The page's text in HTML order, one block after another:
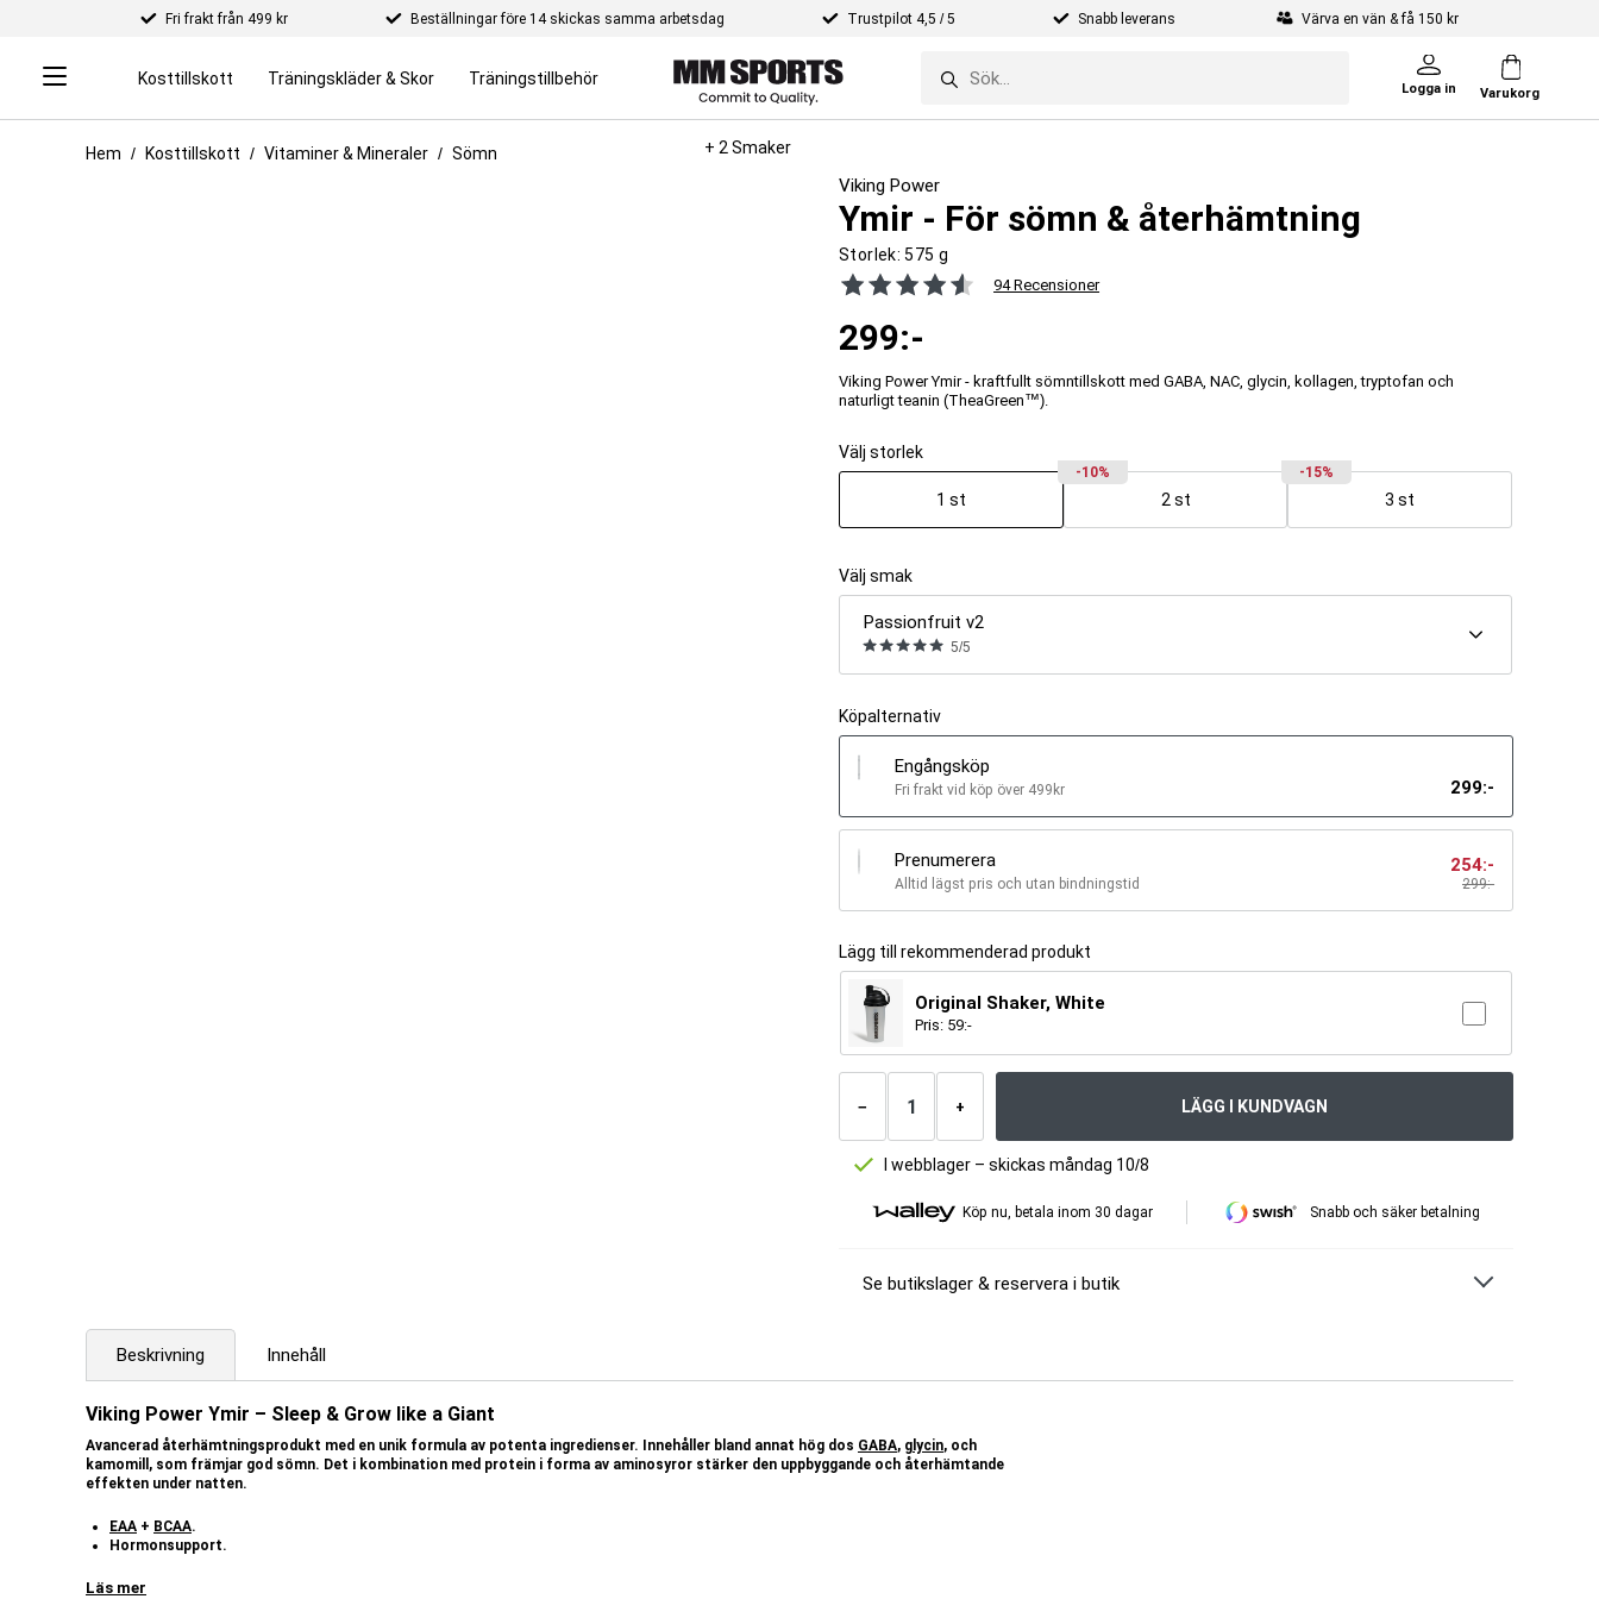
Fri frakt från 499 kr Beställningar före 14 skickas samma arbetsdag Trustpilot 4,5 / 5 Snabb leverans Värva en vän & få 150 kr
Kosttillskott Träningskläder & Skor Träningstillbehör
Logga in Varukorg
Hem Kosttillskott Vitaminer & Mineraler Sömn + 2 Smaker
Viking Power
Ymir - För sömn & återhämtning
Storlek: 575 g
94 Recensioner
299:-
Viking Power Ymir - kraftfullt sömntillskott med GABA, NAC, glycin, kollagen, tryptofan och
naturligt teanin (TheaGreen™).
Välj storlek
1 st
-10%
2 st
-15%
3 st
Välj smak
Passionfruit v2
5/5
Köpalternativ
Engångsköp
Fri frakt vid köp över 499kr 299:-
Prenumerera
Alltid lägst pris och utan bindningstid 299:-
254:-
Lägg till rekommenderad produkt
Original Shaker, White
Pris: 59:-
−
Antal
+ LÄGG I KUNDVAGN
I webblager – skickas måndag 10/8
Köp nu, betala inom 30 dagar Snabb och säker betalning
Se butikslager & reservera i butik
Beskrivning Innehåll
Viking Power Ymir – Sleep & Grow like a Giant
Avancerad återhämtningsprodukt med en unik formula av potenta ingredienser. Innehåller bland annat hög dos GABA, glycin, och
kamomill, som främjar god sömn. Det i kombination med protein i forma av aminosyror stärker den uppbyggande och återhämtande
effekten under natten.
EAA + BCAA.
Hormonsupport.
ZMA-komplex.
Läs mer